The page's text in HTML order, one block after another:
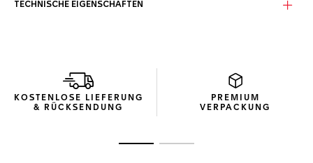
TECHNISCHE EIGENSCHAFTEN
KOSTENLOSE LIEFERUNG
& RÜCKSENDUNG
PREMIUM
VERPACKUNG